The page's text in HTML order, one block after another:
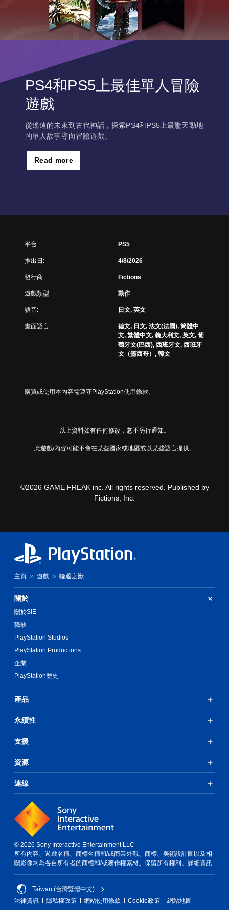
PS4和PS5上最佳單人冒險
遊戲
從遙遠的未來到古代神話，探索PS4和PS5上最驚天動地
的單人故事導向冒險遊戲。
Read more
平台: PS5
推出日: 4/8/2026
發行商: Fictions
遊戲類型: 動作
語音: 日文, 英文
畫面語言:
德文, 日文, 法文(法國), 簡體中
文, 繁體中文, 義大利文, 英文, 葡
萄牙文(巴西), 西班牙文, 西班牙
文（墨西哥）, 韓文
購買或使用本內容需遵守PlayStation使用條款。
以上資料如有任何修改，恕不另行通知。
此遊戲/內容可能不會在某些國家或地區或以某些語言提供。
©2026 GAME FREAK inc. All rights reserved. Published by
Fictions, Inc.
主頁 遊戲 輪迴之獸
關於
關於SIE
職缺
PlayStation Studios
PlayStation Productions
企業
PlayStation歷史
產品
永續性
支援
資源
連線
© 2026 Sony Interactive Entertainment LLC
所有內容、遊戲名稱、商標名稱和/或商業外觀、商標、美術設計圖以及相
關影像均為各自所有者的商標和/或著作權素材。保留所有權利。 詳細資訊
Taiwan (台灣繁體中文)
法律資訊
隱私權政策 網站使用條款 Cookie政策 網站地圖